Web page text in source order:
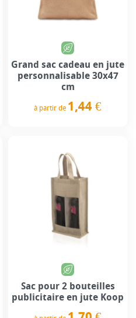
Grand sac cadeau en jute
personnalisable 30x47
cm
à partir de 1,44 €
Sac pour 2 bouteilles
publicitaire en jute Koop